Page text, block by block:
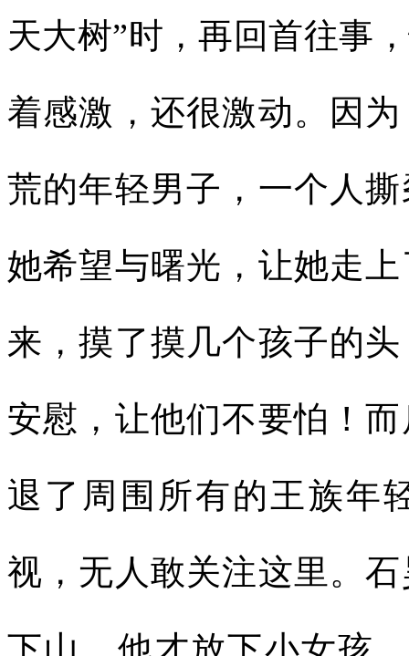
天大树”时，再回首往事
着感激，还很激动。因
荒的年轻男子，一个人
她希望与曙光，让她走
来，摸了摸几个孩子的
安慰，让他们不要怕！
退了周围所有的王族年
视，无人敢关注这里。